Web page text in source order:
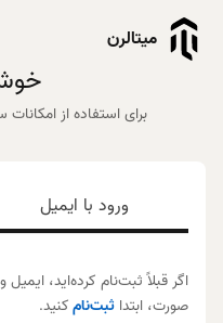
میتالرن
برای استفاده از
ورود با ایمیل
اگر قبلاً ثبت‌نام کرده‌اید،
صورت، ابتدا ثبت‌نام کنید.